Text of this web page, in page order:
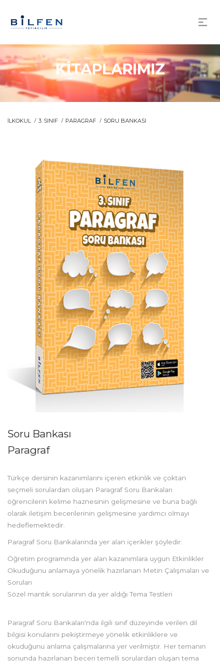
KİTAPLARIMIZ
İLKOKUL 3. SINIF PARAGRAF SORU BANKASI
Soru Bankası
Paragraf
Türkçe dersinin kazanımlarını içeren etkinlik ve çoktan
seçmeli sorulardan oluşan Paragraf Soru Bankaları
öğrencilerin kelime haznesinin gelişmesine ve buna bağlı
olarak iletişim becerilerinin gelişmesine yardımcı olmayı
hedeflemektedir.
Paragraf Soru Bankalarında yer alan içerikler şöyledir:
Öğretim programında yer alan kazanımlara uygun Etkinlikler
Okuduğunu anlamaya yönelik hazırlanan Metin Çalışmaları ve
Soruları
Sözel mantık sorularının da yer aldığı Tema Testleri
Paragraf Soru Bankaları'nda ilgili sınıf düzeyinde verilen dil
bilgisi konularını pekiştirmeye yönelik etkinliklere ve
okuduğunu anlama çalışmalarına yer verilmiştir. Her temanın
sonunda hazırlanan beceri temelli sorulardan oluşan tema